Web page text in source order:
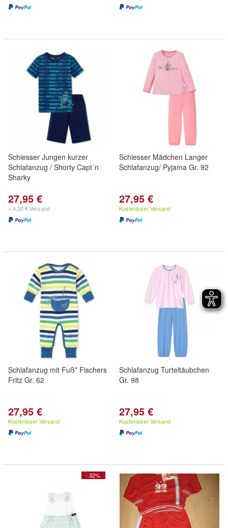
Schiesser Jungen kurzer
Schlafanzug / Shorty Capt´n
Sharky
27,95 €
+ 4,20 € Versand
Schiesser Mädchen Langer
Schlafanzug/ Pyjama Gr. 92
27,95 €
Kostenloser Versand
Schlafanzug mit Fuß* Fischers
Fritz Gr. 62
27,95 €
Kostenloser Versand
Schlafanzug Turteltäubchen
Gr. 98
27,95 €
Kostenloser Versand
- 32%